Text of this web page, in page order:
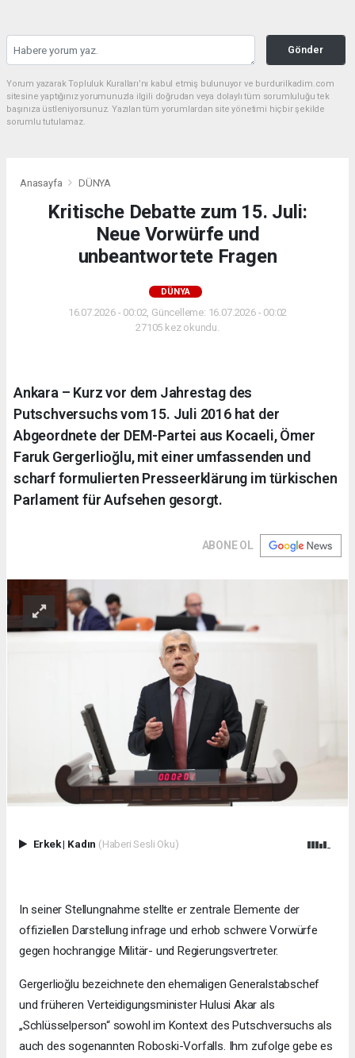
Gönder
Yorum yazarak Topluluk Kuralları’nı kabul etmiş bulunuyor ve burdurilkadim.com
sitesine yaptığınız yorumunuzla ilgili doğrudan veya dolaylı tüm sorumluluğu tek
başınıza üstleniyorsunuz. Yazılan tüm yorumlardan site yönetimi hiçbir şekilde
sorumlu tutulamaz.
Anasayfa DÜNYA
Kritische Debatte zum 15. Juli:
Neue Vorwürfe und
unbeantwortete Fragen
DÜNYA
16.07.2026 - 00:02, Güncelleme: 16.07.2026 - 00:02
27105 kez okundu.
Ankara – Kurz vor dem Jahrestag des
Putschversuchs vom 15. Juli 2016 hat der
Abgeordnete der DEM-Partei aus Kocaeli, Ömer
Faruk Gergerlioğlu, mit einer umfassenden und
scharf formulierten Presseerklärung im türkischen
Parlament für Aufsehen gesorgt.
ABONE OL
Erkek| Kadın (Haberi Sesli Oku)
In seiner Stellungnahme stellte er zentrale Elemente der
offiziellen Darstellung infrage und erhob schwere Vorwürfe
gegen hochrangige Militär- und Regierungsvertreter.
Gergerlioğlu bezeichnete den ehemaligen Generalstabschef
und früheren Verteidigungsminister Hulusi Akar als
„Schlüsselperson“ sowohl im Kontext des Putschversuchs als
auch des sogenannten Roboski-Vorfalls. Ihm zufolge gebe es